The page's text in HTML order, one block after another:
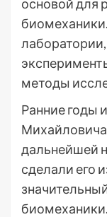
основой для
методы
Ранние годы
дальнейшей
сделали его
биомеханики.